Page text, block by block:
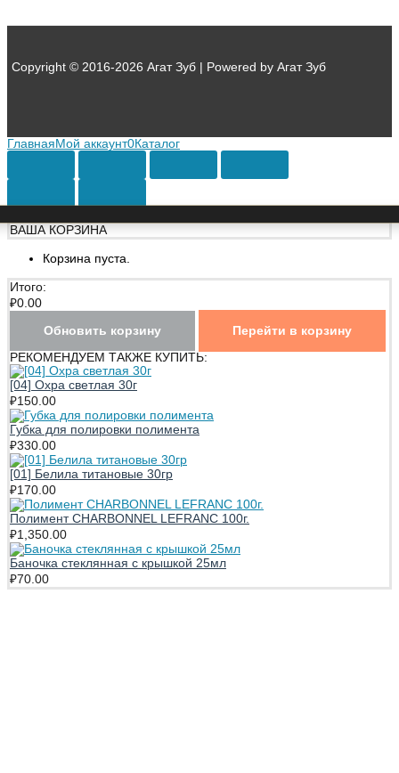
Copyright © 2016-2026 Агат Зуб | Powered by Агат Зуб
Главная Мой аккаунт0Каталог
ВАША КОРЗИНА
Корзина пуста.
Итого:
₽0.00
Обновить корзину
Перейти в корзину
РЕКОМЕНДУЕМ ТАКЖЕ КУПИТЬ:
[04] Охра светлая 30г
₽150.00
Губка для полировки полимента
₽330.00
[01] Белила титановые 30гр
₽170.00
Полимент CHARBONNEL LEFRANC 100г.
₽1,350.00
Баночка стеклянная с крышкой 25мл
₽70.00